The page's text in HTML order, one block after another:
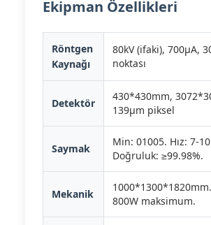
Ekipman Özellikleri
Röntgen
Kaynağı
80kV (ifaki), 700μA,
noktası
Detektör
430*430mm,
139μm piksel
Saymak
Min: 01005. Hız: 7-
Doğruluk: ≥99.98%.
Mekanik
800W maksimum.